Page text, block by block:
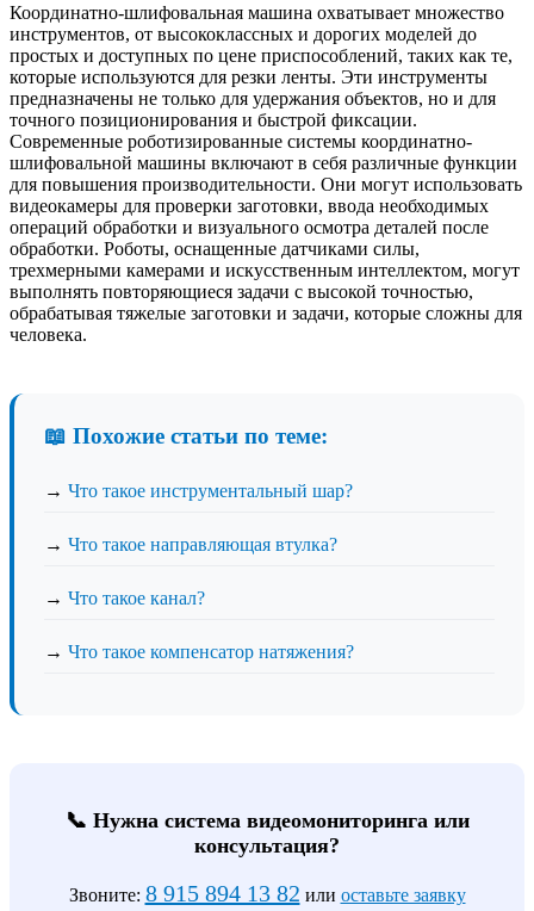
Координатно-шлифовальная машина охватывает множество
инструментов, от высококлассных и дорогих моделей до
простых и доступных по цене приспособлений, таких как те,
которые используются для резки ленты. Эти инструменты
предназначены не только для удержания объектов, но и для
точного позиционирования и быстрой фиксации.
Современные роботизированные системы координатно-
шлифовальной машины включают в себя различные функции
для повышения производительности. Они могут использовать
видеокамеры для проверки заготовки, ввода необходимых
операций обработки и визуального осмотра деталей после
обработки. Роботы, оснащенные датчиками силы,
трехмерными камерами и искусственным интеллектом, могут
выполнять повторяющиеся задачи с высокой точностью,
обрабатывая тяжелые заготовки и задачи, которые сложны для
человека.
📖 Похожие статьи по теме:
→ Что такое инструментальный шар?
→ Что такое направляющая втулка?
→ Что такое канал?
→ Что такое компенсатор натяжения?
📞 Нужна система видеомониторинга или
консультация?
Звоните: 8 915 894 13 82 или оставьте заявку